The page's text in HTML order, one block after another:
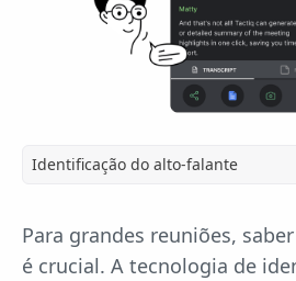
Identificação do alto-falante
Para grandes reuniões,
é crucial. A tecnologia de